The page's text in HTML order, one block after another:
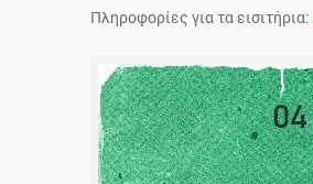
Πληροφορίες για τα εισιτήρια: